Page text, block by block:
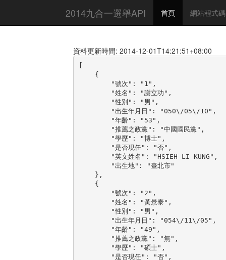
2014九合一選舉API 首頁 網站程式碼
資料更新時間: 2014-12-01T14:21:51+08:00
[
    {
        "號次": "1",
        "姓名": "謝立功",
        "性別": "男",
        "出生年月日": "050\/05\/10",
        "年齡": "53",
        "推薦之政黨": "中國國民黨",
        "學歷": "博士",
        "是否現任": "否",
        "英文姓名": "HSIEH LI KUNG",
        "出生地": "臺北市"
    },
    {
        "號次": "2",
        "姓名": "黃景泰",
        "性別": "男",
        "出生年月日": "054\/11\/05",
        "年齡": "49",
        "推薦之政黨": "無",
        "學歷": "碩士",
        "是否現任": "否",